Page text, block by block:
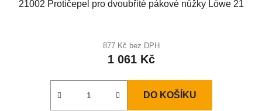
21002 Protičepel pro dvoubřité pákové nůžky Löwe 21
877 Kč bez DPH
1 061 Kč
DO KOŠÍKU